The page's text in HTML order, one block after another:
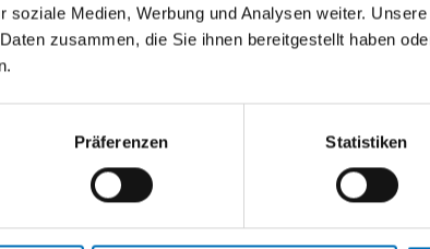
soziale Medien, Werbung und Analysen weiter.
zusammen, die Sie ihnen bereitgestellt haben
Präferenzen Statistiken
Ihre